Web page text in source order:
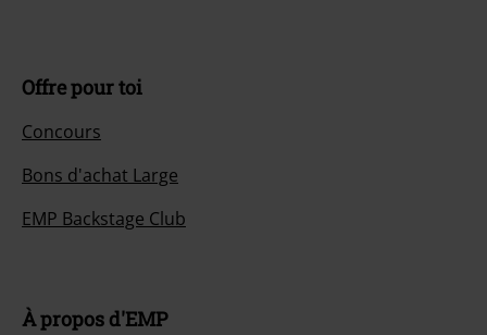
Offre pour toi
Concours
Bons d'achat Large
EMP Backstage Club
À propos d'EMP